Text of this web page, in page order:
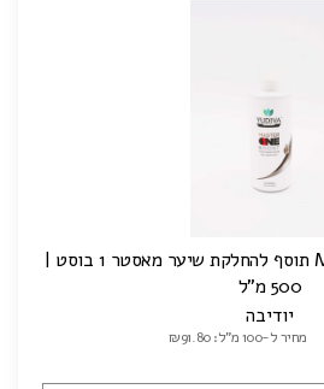
MASTER ONE BOOST תוסף להחלקת שיער מאסטר 1 בוסט |
500 מ"ל
יודיבה
מחיר ל-100 מ"ל: ₪91.80